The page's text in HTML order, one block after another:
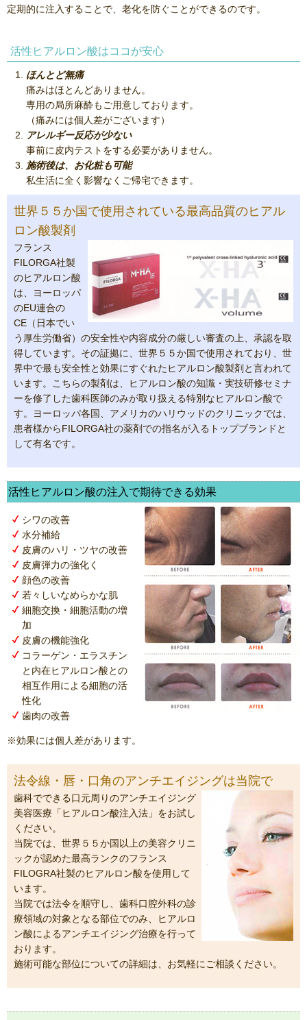
定期的に注入することで、老化を防ぐことができるのです。
活性ヒアルロン酸はココが安心
ほんとど無痛
痛みはほとんどありません。
専用の局所麻酔もご用意しております。
（痛みには個人差がございます）
アレルギー反応が少ない
事前に皮内テストをする必要がありません。
施術後は、お化粧も可能
私生活に全く影響なくご帰宅できます。
世界５５か国で使用されている最高品質のヒアル
ロン酸製剤
フランス
FILORGA社製
のヒアルロン酸
は、ヨーロッパ
のEU連合の
CE（日本でい
う厚生労働省）の安全性や内容成分の厳しい審査の上、承認を取
得しています。その証拠に、世界５５か国で使用されており、世
界中で最も安全性と効果にすぐれたヒアルロン酸製剤と言われて
います。こちらの製剤は、ヒアルロン酸の知識・実技研修セミナ
ーを修了した歯科医師のみが取り扱える特別なヒアルロン酸で
す。ヨーロッパ各国、アメリカのハリウッドのクリニックでは、
患者様からFILORGA社の薬剤での指名が入るトップブランドと
して有名です。
活性ヒアルロン酸の注入で期待できる効果
シワの改善
水分補給
皮膚のハリ・ツヤの改善
皮膚弾力の強化く
顔色の改善
若々しいなめらかな肌
細胞交換・細胞活動の増
加
皮膚の機能強化
コラーゲン・エラスチン
と内在ヒアルロン酸との
相互作用による細胞の活
性化
歯肉の改善
※効果には個人差があります。
法令線・唇・口角のアンチエイジングは当院で
歯科でできる口元周りのアンチエイジング
美容医療「ヒアルロン酸注入法」をお試し
ください。
当院では、世界５５か国以上の美容クリニ
ックが認めた最高ランクのフランス
FILOGRA社製のヒアルロン酸を使用して
います。
当院では法令を順守し、歯科口腔外科の診
療領域の対象となる部位でのみ、ヒアルロ
ン酸によるアンチエイジング治療を行って
おります。
施術可能な部位についての詳細は、お気軽にご相談ください。